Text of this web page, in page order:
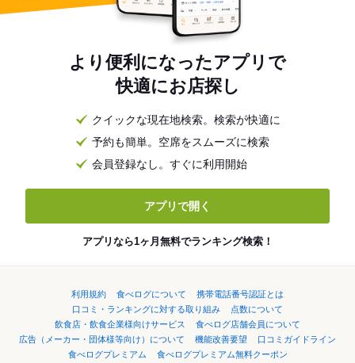
より便利になったアプリで
快適にお店探し
クイックな現在地検索。検索が快適に
予約も簡単。空席をスムーズに検索
会員登録なし。すぐに利用開始
アプリで開く
アプリなら1ヶ月無料でランキング検索！
利用規約 食べログについて
携帯電話番号認証とは
口コミ・ランキングに対する取り組み
点数について
飲食店・飲食企業様向けサービス
食べログ店舗会員について
広告（メーカー・団体様等向け）について
機能改善要望
口コミガイドライン
食べログプレミアム
食べログプレミアム無料クーポン